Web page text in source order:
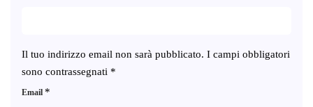
Il tuo indirizzo email non sarà pubblicato. I campi obbligatori
sono contrassegnati *
Email *